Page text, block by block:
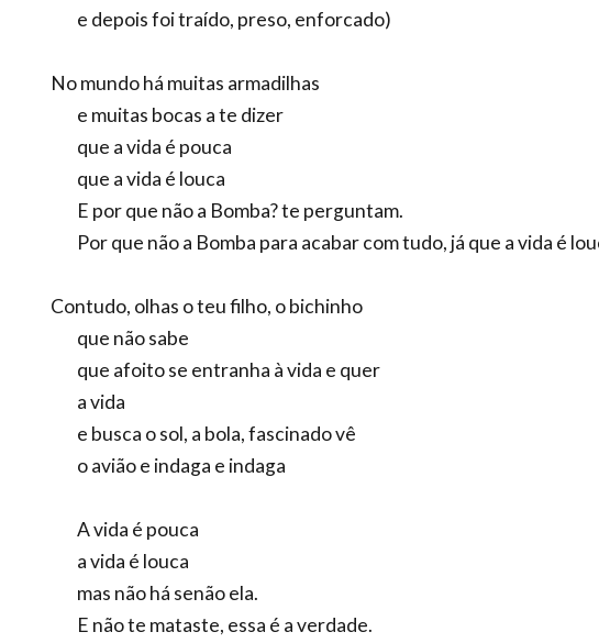
e depois foi traído, preso, enforcado)
No mundo há muitas armadilhas
e muitas bocas a te dizer
que a vida é pouca
que a vida é louca
E por que não a Bomba? te perguntam.
Por que não a Bomba para acabar com tudo, já que a vida é
Contudo, olhas o teu filho, o bichinho
que não sabe
que afoito se entranha à vida e quer
a vida
e busca o sol, a bola, fascinado vê
o avião e indaga e indaga
A vida é pouca
a vida é louca
mas não há senão ela.
E não te mataste, essa é a verdade.